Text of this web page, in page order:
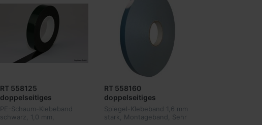
RT 558125
doppelseitiges
Klebeband, PE-
Schaumträger, Acrylat, 1
PE-Schaum-Klebeband
schwarz, 1,0 mm,
RT 558160
doppelseitiges
Klebeband, PE-
Schaumträger, weiß,
Spiegel-Klebeband 1,6 mm
stark, Montageband, Sehr